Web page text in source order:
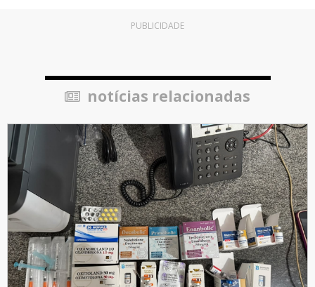
PUBLICIDADE
notícias relacionadas